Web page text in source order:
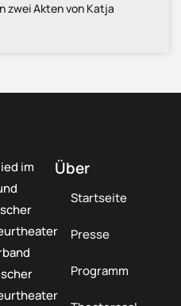
zwei Akten von Katja
im
Über
Startseite
Presse
Programm